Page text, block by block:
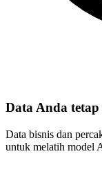
Data Anda
Data bisnis dan
untuk melatih model